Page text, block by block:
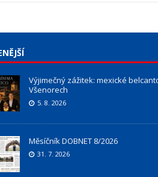
Výjimečný zážitek: mexické
Všenorech
5. 8. 2026
Měsíčník DOBNET 8/2026
31. 7. 2026